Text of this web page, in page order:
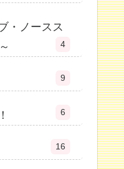
・ノースス
4
9
6
16